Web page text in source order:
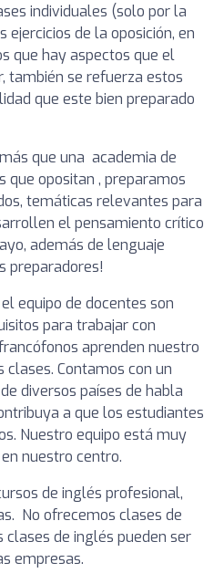
individuales (solo por la
de la oposición, en
que hay aspectos que el
también se refuerza estos
que este bien preparado
que una academia de
que opositan , preparamos
temáticas relevantes para
el pensamiento crítico
además de lenguaje
preparadores!
equipo de docentes son
para trabajar con
aprenden nuestro
Contamos con un
diversos países de habla
a que los estudiantes
Nuestro equipo está muy
nuestro centro.
de inglés profesional,
No ofrecemos clases de
clases de inglés pueden ser
empresas.